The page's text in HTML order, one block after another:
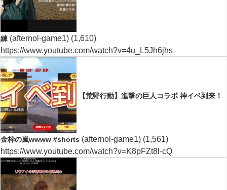
練 (afternol-game1) (1,610)
https://www.youtube.com/watch?v=4u_L5Jh6jhs
【荒野行動】進撃の巨人コラボ 神イベ到来！
金枠の嵐wwww #shorts (afternol-game1) (1,561)
https://www.youtube.com/watch?v=K8pFZt8l-cQ